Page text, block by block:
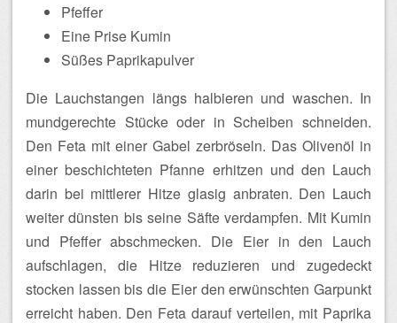
Pfeffer
Eine Prise Kumin
Süßes Paprikapulver
Die Lauchstangen längs halbieren und waschen. In
mundgerechte Stücke oder in Scheiben schneiden.
Den Feta mit einer Gabel zerbröseln. Das Olivenöl in
einer beschichteten Pfanne erhitzen und den Lauch
darin bei mittlerer Hitze glasig anbraten. Den Lauch
weiter dünsten bis seine Säfte verdampfen. Mit Kumin
und Pfeffer abschmecken. Die Eier in den Lauch
aufschlagen, die Hitze reduzieren und zugedeckt
stocken lassen bis die Eier den erwünschten Garpunkt
erreicht haben. Den Feta darauf verteilen, mit Paprika